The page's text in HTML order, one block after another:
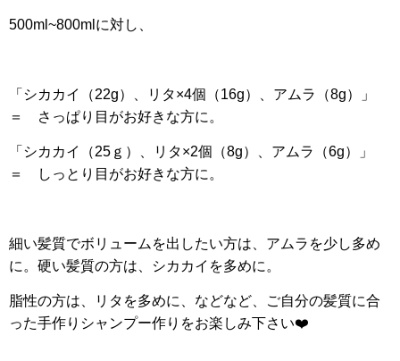
500ml~800mlに対し、
「シカカイ（22g） 、リタ×4個 （16g）、アムラ（8g）」
＝ さっぱり目がお好きな方に。
「シカカイ（25 ｇ）、リタ×2個（8g）、アムラ（6g）」
＝ しっとり目がお好きな方に。
細い髪質でボリュームを出したい方は、アムラを少し多め
に。硬い髪質の方は、シカカイを多めに。
脂性の方は、リタを多めに、などなど、ご自分の髪質に合
った手作りシャンプー作りをお楽しみ下さい❤️